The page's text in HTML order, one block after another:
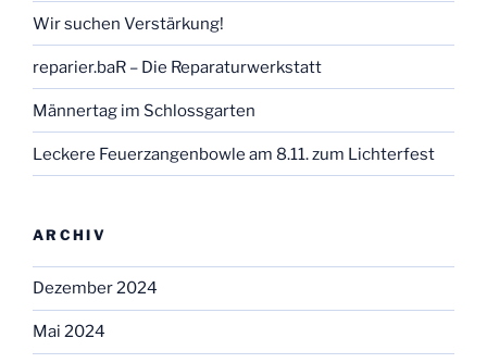
Wir suchen Verstärkung!
reparier.baR – Die Reparaturwerkstatt
Männertag im Schlossgarten
Leckere Feuerzangenbowle am 8.11. zum Lichterfest
ARCHIV
Dezember 2024
Mai 2024